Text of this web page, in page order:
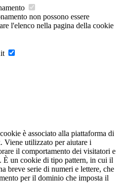
non possono essere
l'elenco nella pagina della cookie
è associato alla piattaforma di
Viene utilizzato per aiutare i
il comportamento dei visitatori e
È un cookie di tipo pattern, in cui il
breve serie di numeri e lettere, che
per il dominio che imposta il